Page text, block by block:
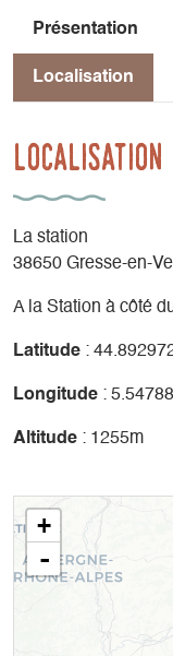
Présentation
Localisation
Localisation
La station
38650 Gresse-en-
A la Station à côté
Latitude :
Longitude :
Altitude : 1255m
+
-